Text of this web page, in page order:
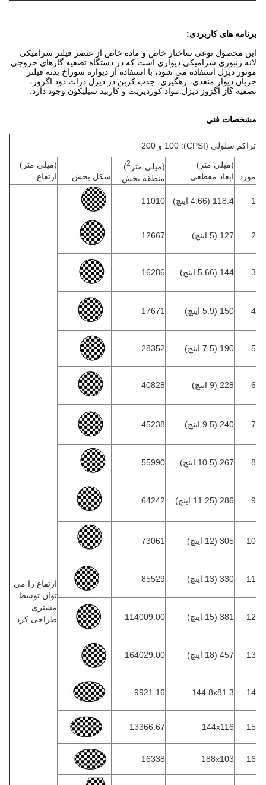
برنامه های کاربردی:
این محصول نوعی ساختار خاص و ماده خاص از عنصر فیلتر سرامیکی
لانه زنبوری سرامیکی دیواری است که در دستگاه تصفیه گازهای خروجی
موتور دیزل استفاده می شود، با استفاده از دیواره سوراخ بدنه فیلتر
جریان دیوار منفذی، رهگیری، جذب کربن در دیزل ذرات دود اگزوز،
تصفیه گاز اگزوز دیزل.مواد کوردیریت و کاربید سیلیکون وجود دارد.
مشخصات فنی
تراکم سلولی (CPSI): 100 و 200
مورد
(میلی متر)
ابعاد مقطعی
(میلی متر )
منطقه بخش
شکل بخش
(میلی متر)
ارتفاع
118.4 (4.66 اینچ) 11010
ارتفاع را می
توان توسط
مشتری
طراحی کرد
127 (5 اینچ) 12667
144 (5.66 اینچ) 16286
4 150 (5.9 اینچ) 17671
5 190 (7.5 اینچ) 28352
228 (9 اینچ) 40828
240 (9.5 اینچ) 45238
267 (10.5 اینچ) 55990
286 (11.25 اینچ) 64242
10 305 (12 اینچ) 73061
11 330 (13 اینچ) 85529
12 381 (15 اینچ) 114009.00
13 457 (18 اینچ) 164029.00
14
144.8x81.3
9921.16
15
144x116
13366.67
16
188x103
16338